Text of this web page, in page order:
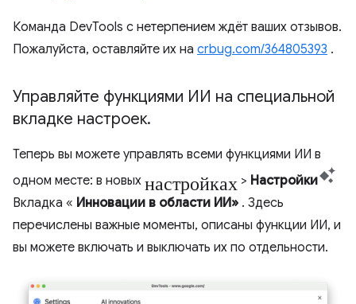
Команда DevTools с нетерпением ждёт ваших отзывов.
Пожалуйста, оставляйте их на crbug.com/364805393 .
Управляйте функциями ИИ на специальной
вкладке настроек.
Теперь вы можете управлять всеми функциями ИИ в
одном месте: в новых настройках > Настройки
Вкладка « Инновации в области ИИ» . Здесь
перечислены важные моменты, описаны функции ИИ, и
вы можете включать и выключать их по отдельности.